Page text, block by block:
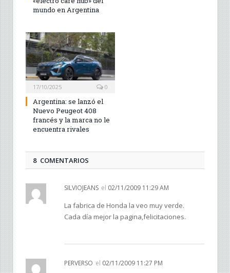
mundo en Argentina
17/10/2025 0
Argentina: se lanzó el
Nuevo Peugeot 408
francés y la marca no le
encuentra rivales
8 COMENTARIOS
SILVIOJEANS el 02/11/2009 11:29 AM
La fabrica de Honda la veo muy verde.
Cada día mejor la pagina,felicitaciones.
PERVERSO el 02/11/2009 11:27 PM